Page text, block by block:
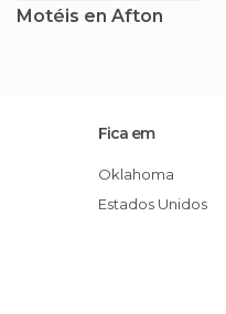
Motéis en Afton
Fica em
Oklahoma
Estados Unidos